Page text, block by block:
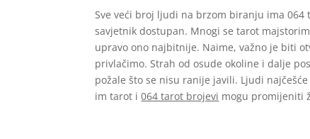
Sve veći broj ljudi na brzom biranju ima
savjetnik dostupan. Mnogi se tarot
upravo ono najbitnije. Naime, važno je biti
privlačimo. Strah od osude okoline i dalje
požale što se nisu ranije javili. Ljudi
im tarot i064 tarot brojevi mogu promijeniti